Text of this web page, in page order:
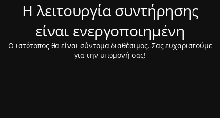
Η λειτουργία συντήρησης
είναι ενεργοποιημένη
Ο ιστότοπος θα είναι σύντομα διαθέσιμος. Σας ευχαριστούμε
για την υπομονή σας!